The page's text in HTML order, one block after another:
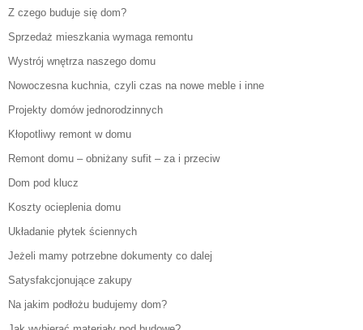
Z czego buduje się dom?
Sprzedaż mieszkania wymaga remontu
Wystrój wnętrza naszego domu
Nowoczesna kuchnia, czyli czas na nowe meble i inne
Projekty domów jednorodzinnych
Kłopotliwy remont w domu
Remont domu – obniżany sufit – za i przeciw
Dom pod klucz
Koszty ocieplenia domu
Układanie płytek ściennych
Jeżeli mamy potrzebne dokumenty co dalej
Satysfakcjonujące zakupy
Na jakim podłożu budujemy dom?